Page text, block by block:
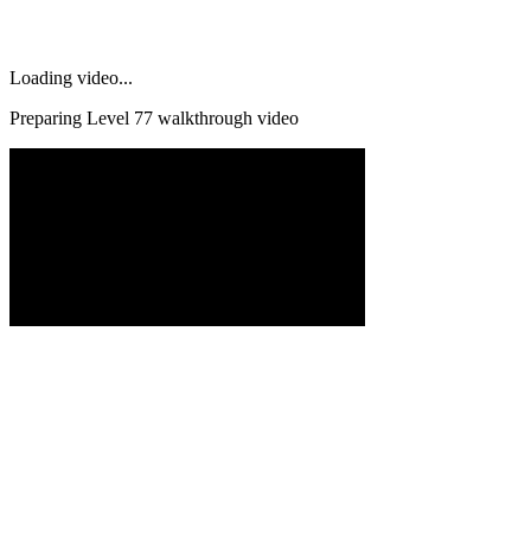
Loading video...
Preparing Level 77 walkthrough video